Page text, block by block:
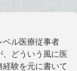
ベル医療従事者
、どういう風に医
験を元に書いて